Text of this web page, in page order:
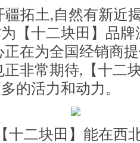
疆拓土,自然有新近
【十二块田】品
正在为全国经销商
正非常期待,【十二
的活力和动力。
十二块田】能在西